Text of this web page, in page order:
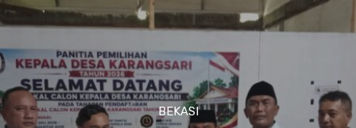
BEKASI